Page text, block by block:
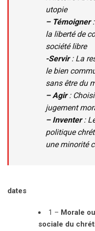
utopie
– Témoigner:
la liberté de
société libre
-Servir: La
le bien
sans être du
– Agir:
jugement
– Inventer:
politique
une minorité
dates
1 – Morale
sociale du